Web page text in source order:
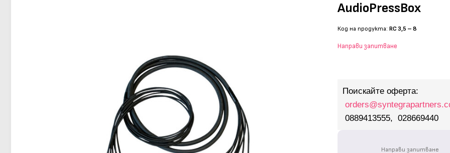
AudioPressBox
Код на продукта: RC 3,5 – 8
Направи запитване
Поискайте оферта:
0889413555, 028669440
Направи запитване